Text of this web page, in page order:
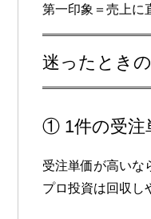
第一印象＝売上に
迷ったとき
① 1件の受注
受注単価が高いな
プロ投資は回収し